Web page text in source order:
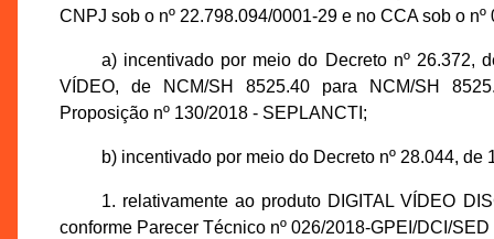
CNPJ sob o nº 22.798.094/0001-29 e no CCA sob o
a) incentivado por meio do Decreto nº 26.372,
VÍDEO, de NCM/SH 8525.40 para NCM/SH
Proposição nº 130/2018 - SEPLANCTI;
b) incentivado por meio do Decreto nº 28.044, de
1. relativamente ao produto DIGITAL VÍDEO
conforme Parecer Técnico nº 026/2018-GPEI/DCI/